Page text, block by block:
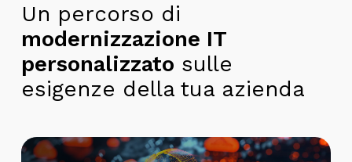
Un percorso di
modernizzazione IT
personalizzato sulle
esigenze della tua azienda